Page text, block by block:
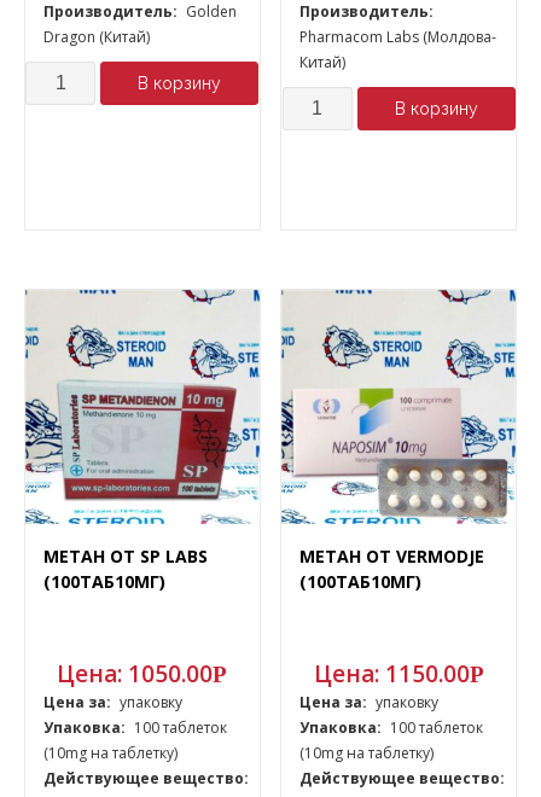
Производитель: Golden
Dragon (Китай)
Количество В корзину
Производитель:
Pharmacom Labs (Молдова-
Китай)
Количество В корзину
МЕТАН ОТ SP LABS
(100ТАБ10МГ)
Цена: 1050.00Р
Цена за: упаковку
Упаковка: 100 таблеток
(10mg на таблетку)
Действующее вещество:
МЕТАН ОТ VERMODJE
(100ТАБ10МГ)
Цена: 1150.00Р
Цена за: упаковку
Упаковка: 100 таблеток
(10mg на таблетку)
Действующее вещество: